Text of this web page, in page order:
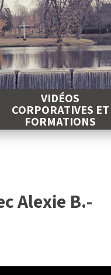
VIDÉOS
CORPORATIVES ET
FORMATIONS
Alexie B.-